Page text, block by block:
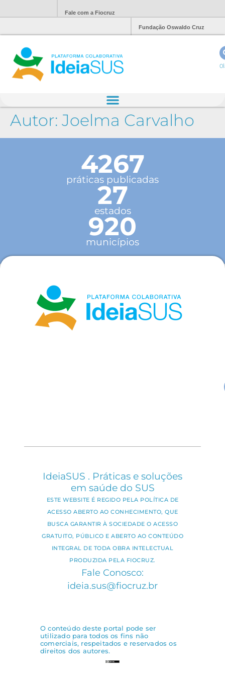
Fale com a Fiocruz
Fundação Oswaldo Cruz
Autor: Joelma Carvalho
4267
práticas publicadas
27
estados
920
municípios
IdeiaSUS . Práticas e soluções
em saúde do SUS
ESTE WEBSITE É REGIDO PELA POLÍTICA DE
ACESSO ABERTO AO CONHECIMENTO, QUE
BUSCA GARANTIR À SOCIEDADE O ACESSO
GRATUITO, PÚBLICO E ABERTO AO CONTEÚDO
INTEGRAL DE TODA OBRA INTELECTUAL
PRODUZIDA PELA FIOCRUZ.
Fale Conosco:
ideia.sus@fiocruz.br
O conteúdo deste portal pode ser
utilizado para todos os fins não
comerciais, respeitados e reservados os
direitos dos autores.